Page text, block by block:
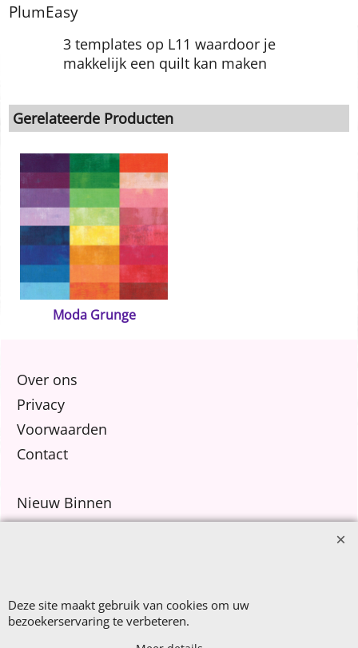
PlumEasy
3 templates op L11 waardoor je
makkelijk een quilt kan maken
Gerelateerde Producten
Moda Grunge
Over ons
Privacy
Voorwaarden
Contact
Nieuw Binnen
Sale €8,- p.m.
ShopFactory webwinkel
Deze site maakt gebruik van cookies om uw
bezoekerservaring te verbeteren.